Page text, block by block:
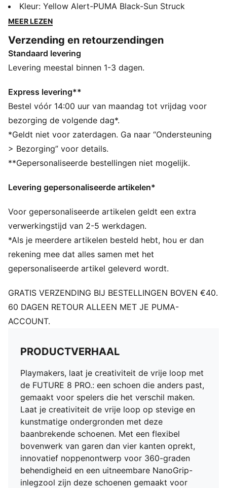
voor spelers die het verschil maken. Laat je creativiteit
de vrije loop op stevige en kunstmatige ondergronden
bovenwerk van garen dan vier kanten oprekt,
innovatief noppenontwerp voor 360-graden
behendigheid en een uitneembare NanoGrip-inlegzool
spel opnieuw definiëren.
ALLE INS EN OUTS
Gemaakt met minstens 20% gerecyclede materialen
PWRTAPE: Gerichte versteviging van de bovenwerk
voor ondersteuning en duurzaamheid
DETAILS
Het zeer elastische bovenwerk met viervoudige
een flexibele, stevige en ondersteunende pasvorm
verbeteren balgrip en controle
PWRTAPE over de middenvoet biedt ultieme lockdown
en stabiliteit
Innovatief noppenontwerp, -oriëntatie en -plaatsing
voor snelle pivots en 360 graden wendbaarheid op
zowel stevige ondergrond als kunstgras
natuurlijke ondergronden als kunstgras (4G)
Normale tot wijde pasvorm
Kleur: Yellow Alert-PUMA Black-Sun Struck
MEER LEZEN
Verzending en retourzendingen
Standaard levering
Levering meestal binnen 1-3 dagen.
Express levering**
Bestel vóór 14:00 uur van maandag tot vrijdag voor
bezorging de volgende dag*.
*Geldt niet voor zaterdagen. Ga naar “Ondersteuning
> Bezorging” voor details.
**Gepersonaliseerde bestellingen niet mogelijk.
Levering gepersonaliseerde artikelen*
Voor gepersonaliseerde artikelen geldt een extra
verwerkingstijd van 2-5 werkdagen.
*Als je meerdere artikelen besteld hebt, hou er dan
rekening mee dat alles samen met het
gepersonaliseerde artikel geleverd wordt.
GRATIS VERZENDING BIJ BESTELLINGEN BOVEN €40.
60 DAGEN RETOUR ALLEEN MET JE PUMA-
ACCOUNT.
PRODUCTVERHAAL
Playmakers, laat je creativiteit de vrije loop met
de FUTURE 8 PRO.: een schoen die anders past,
gemaakt voor spelers die het verschil maken.
Laat je creativiteit de vrije loop op stevige en
kunstmatige ondergronden met deze
baanbrekende schoenen. Met een flexibel
bovenwerk van garen dan vier kanten oprekt,
innovatief noppenontwerp voor 360-graden
behendigheid en een uitneembare NanoGrip-
inlegzool zijn deze schoenen gemaakt voor